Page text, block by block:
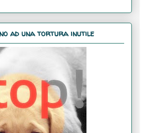
no ad una tortura inutile